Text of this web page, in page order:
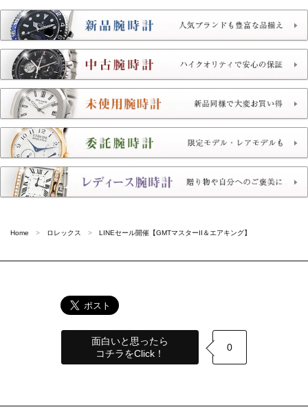
Home ロレックス LINEセール開催【GMTマスターII＆エアキング】
面白いと思ったら
コチラをClick！
0